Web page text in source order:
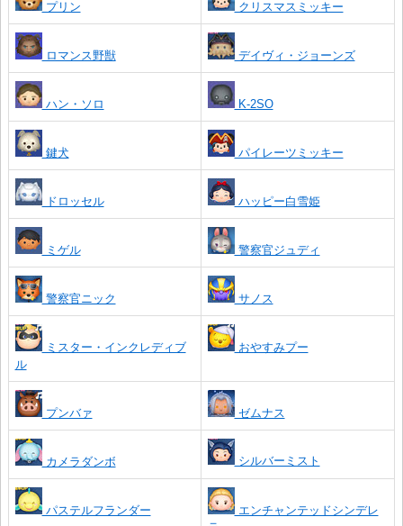
プリン クリスマスミッキー
ロマンス野獣 デイヴィ・ジョーンズ
ハン・ソロ K-2SO
鍵犬 パイレーツミッキー
ドロッセル ハッピー白雪姫
ミゲル 警察官ジュディ
警察官ニック サノス
ミスター・インクレディブ
ル
おやすみプー
プンバァ ゼムナス
カメラダンボ シルバーミスト
パステルフランダー
エンチャンテッドシンデレ